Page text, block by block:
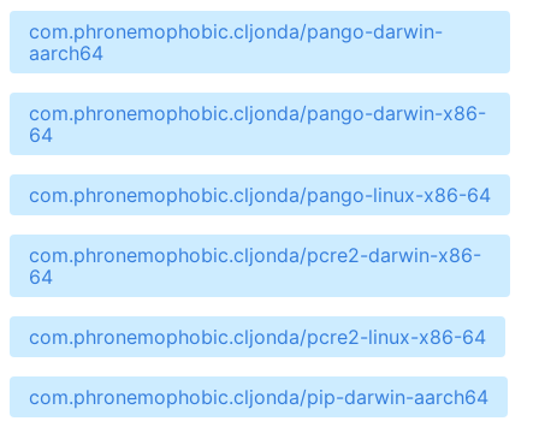
com.phronemophobic.cljonda/pango-darwin-
aarch64
com.phronemophobic.cljonda/pango-darwin-x86-
64
com.phronemophobic.cljonda/pango-linux-x86-64
com.phronemophobic.cljonda/pcre2-darwin-x86-
64
com.phronemophobic.cljonda/pcre2-linux-x86-64
com.phronemophobic.cljonda/pip-darwin-aarch64